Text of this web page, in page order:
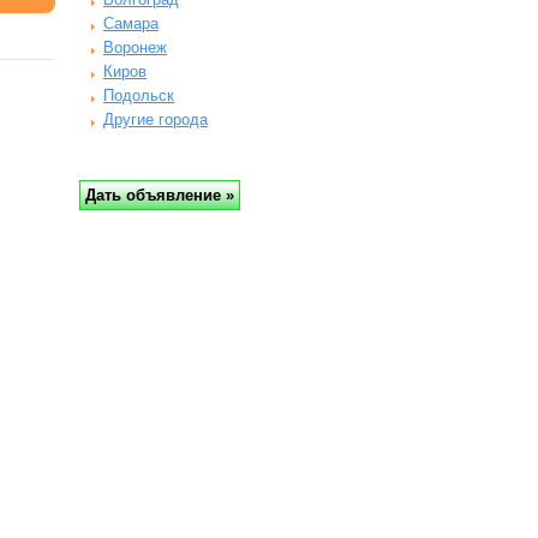
Самара
Воронеж
Киров
Подольск
Другие города